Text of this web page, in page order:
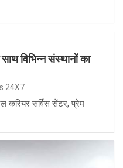
विभिन्न संस्थानों का
24X7
करियर सर्विस सेंटर, प्रेम